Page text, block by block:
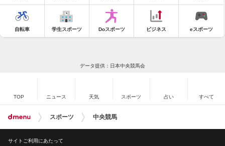
自転車 学生スポーツ Doスポーツ ビジネス eスポーツ
データ提供：日本中央競馬会
TOP ニュース 天気 スポーツ 占い すべて
スポーツ 中央競馬
サイトご利用にあたって